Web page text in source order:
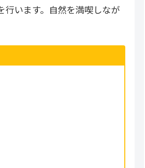
行います。自然を満喫しなが